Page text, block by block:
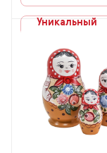
Уникальный